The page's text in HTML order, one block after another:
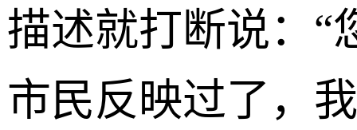
描述就打断说：“
市民反映过了，